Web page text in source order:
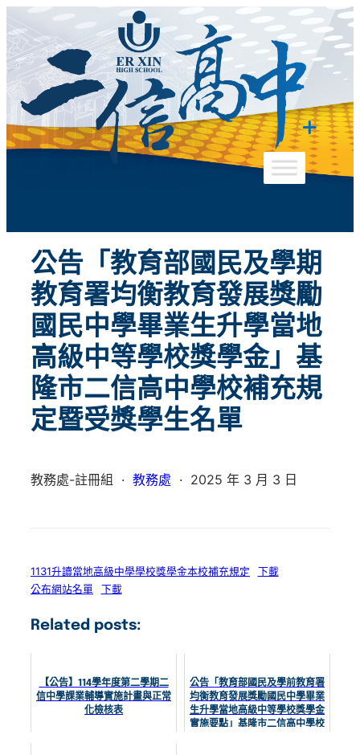
至
主
容
公告「教育部國民及學期
教育署均衡教育發展獎勵
國民中學畢業生升學當地
高級中等學校獎學金」基
隆市二信高中學校補充規
定暨受獎學生名單
教務處-註冊組 · 教務處 · 2025 年 3 月 3 日
1131升讀當地高級中學學校獎學金本校補充規定
下載
公布網站名單
下載
Related posts:
【公告】114學年度第二學期二
信中學課業輔導實施計畫與正常
化檢核表
公告「教育部國民及學前教育署
均衡教育發展獎勵國民中學畢業
生升學當地高級中等學校獎學金
實施要點」基隆市二信高中學校